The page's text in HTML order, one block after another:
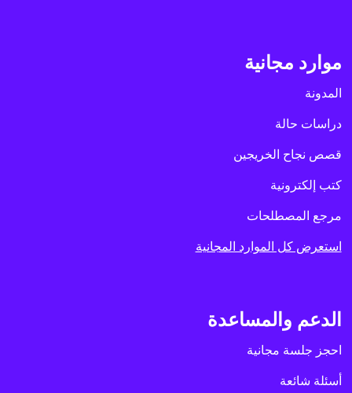
موارد مجانية
المدونة
دراسات حالة
قصص نجاح الخريجين
كتب إلكترونية
مرجع المصطلحات
استعرض كل الموارد المجانية
الدعم والمساعدة
احجز جلسة مجانية
أسئلة شائعة